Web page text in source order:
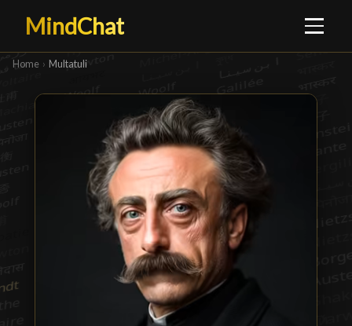
MindChat
Home › Multatuli